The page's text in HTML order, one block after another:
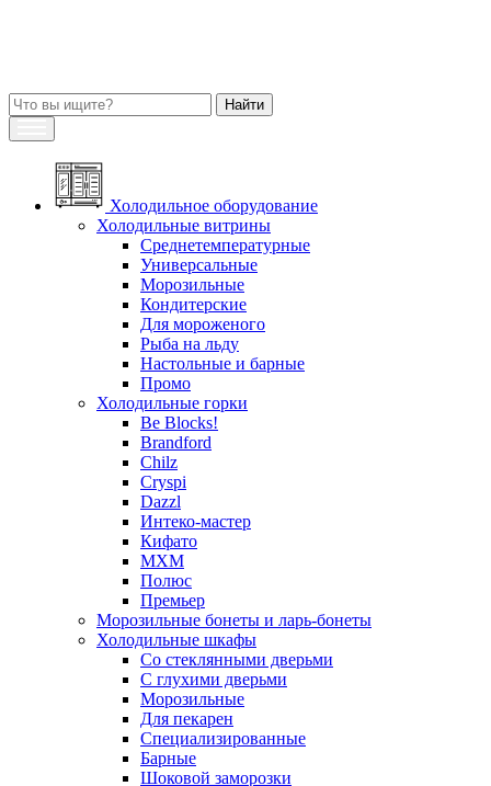
Холодильное оборудование
Холодильные витрины
Среднетемпературные
Универсальные
Морозильные
Кондитерские
Для мороженого
Рыба на льду
Настольные и барные
Промо
Холодильные горки
Be Blocks!
Brandford
Chilz
Cryspi
Dazzl
Интеко-мастер
Кифато
МХМ
Полюс
Премьер
Морозильные бонеты и ларь-бонеты
Холодильные шкафы
Со стеклянными дверьми
С глухими дверьми
Морозильные
Для пекарен
Специализированные
Барные
Шоковой заморозки